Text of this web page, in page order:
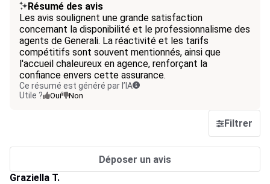
Résumé des avis
Les avis soulignent une grande satisfaction
concernant la disponibilité et le professionnalisme des
agents de Generali. La réactivité et les tarifs
compétitifs sont souvent mentionnés, ainsi que
l'accueil chaleureux en agence, renforçant la
confiance envers cette assurance.
Ce résumé est généré par l’IA
Utile ?
Oui Non
Filtrer
Déposer un avis
Graziella T.